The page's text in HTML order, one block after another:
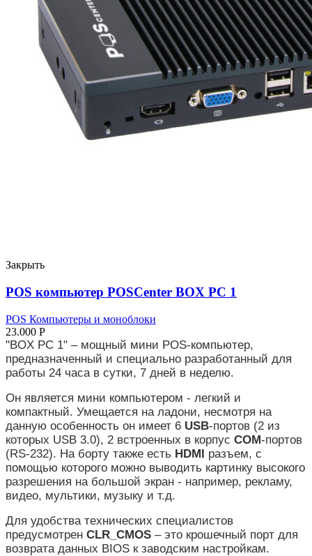
Закрыть
POS компьютер POSCenter BOX PC 1
POS Компьютеры и моноблоки
23.000 Р
"BOX PC 1" – мощный мини POS-компьютер,
предназначенный и специально разработанный для
работы 24 часа в сутки, 7 дней в неделю.
Он является мини компьютером - легкий и
компактный. Умещается на ладони, несмотря на
данную особенность он имеет 6 USB-портов (2 из
которых USB 3.0), 2 встроенных в корпус COM-портов
(RS-232). На борту также есть HDMI разъем, с
помощью которого можно выводить картинку высокого
разрешения на большой экран - например, рекламу,
видео, мультики, музыку и т.д.
Для удобства технических специалистов
предусмотрен CLR_CMOS – это крошечный порт для
возврата данных BIOS к заводским настройкам.